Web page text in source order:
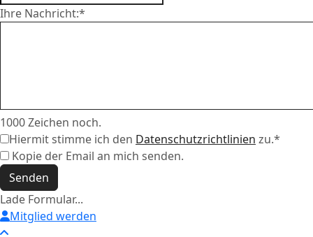
Ihre Nachricht:*
1000Zeichen noch.
Hiermit stimme ich den Datenschutzrichtlinien zu.*
Kopie der Email an mich senden.
Senden
Lade Formular...
Mitglied werden